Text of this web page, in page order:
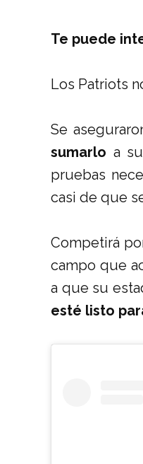
Te puede
Los Patriots
Se
sumarlo a
pruebas
casi de que
Competirá
campo que
a que su
esté listo